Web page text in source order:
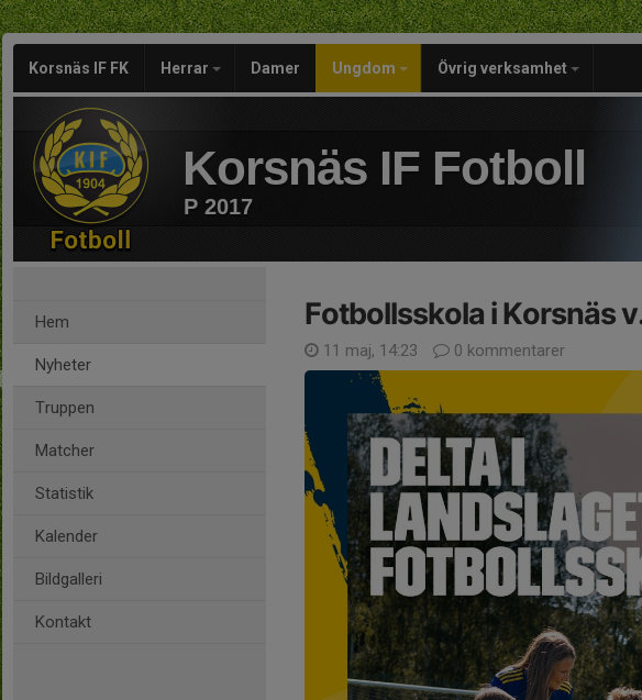
Korsnäs IF FK Herrar Damer Ungdom Övrig verksamhet
Korsnäs IF Fotboll
P 2017
Hem
Nyheter
Truppen
Matcher
Statistik
Kalender
Bildgalleri
Kontakt
Fotbollsskola i Korsnäs
11 maj, 14:23 0 kommentarer